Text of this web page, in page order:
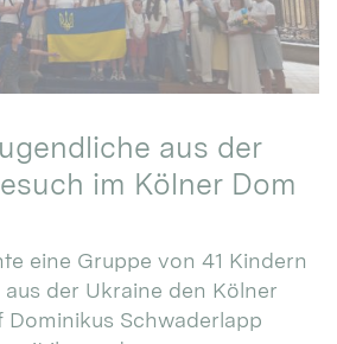
aus der
im Kölner Dom
eine Gruppe von 41 Kindern
der Ukraine den Kölner
Dominikus Schwaderlapp